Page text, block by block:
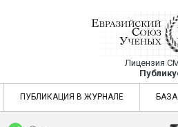
Евразийский
Лицензия
Евразийский Союз Ученых —
ПУБЛИКАЦИЯ В ЖУРНАЛЕ